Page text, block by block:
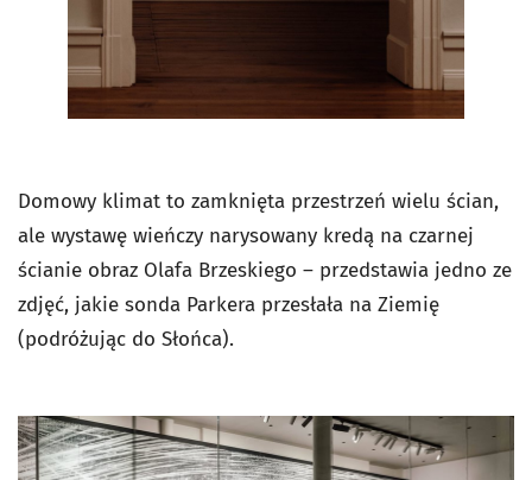
Domowy klimat to zamknięta przestrzeń wielu ścian,
ale wystawę wieńczy narysowany kredą na czarnej
ścianie obraz Olafa Brzeskiego – przedstawia jedno ze
zdjęć, jakie sonda Parkera przesłała na Ziemię
(podróżując do Słońca).